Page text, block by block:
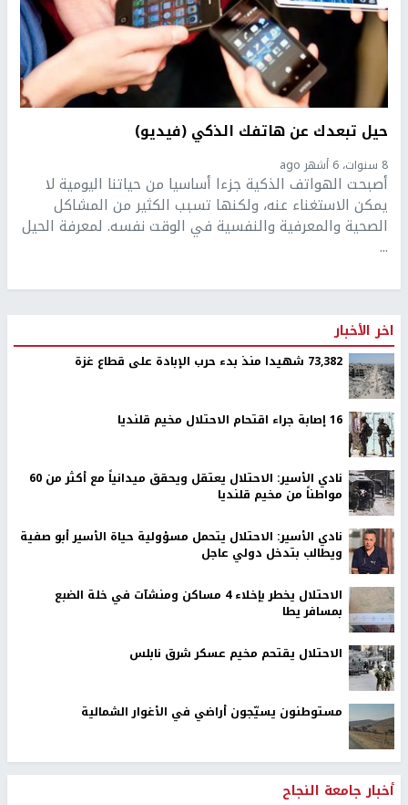
حيل تبعدك عن هاتفك الذكي (فيديو)
8 سنوات، 6 أشهر ago
أصبحت الهواتف الذكية جزءا أساسيا من حياتنا اليومية لا
يمكن الاستغناء عنه، ولكنها تسبب الكثير من المشاكل
الصحية والمعرفية والنفسية في الوقت نفسه. لمعرفة الحيل
...
اخر الأخبار
73,382 شهيدا منذ بدء حرب الإبادة على قطاع غزة
16 إصابة جراء اقتحام الاحتلال مخيم قلنديا
نادي الأسير: الاحتلال يعتقل ويحقق ميدانياً مع أكثر من 60
مواطناً من مخيم قلنديا
نادي الأسير: الاحتلال يتحمل مسؤولية حياة الأسير أبو صفية
ويطالب بتدخل دولي عاجل
الاحتلال يخطر بإخلاء 4 مساكن ومنشآت في خلة الضبع
بمسافر يطا
الاحتلال يقتحم مخيم عسكر شرق نابلس
مستوطنون يسيّجون أراضي في الأغوار الشمالية
أخبار جامعة النجاح